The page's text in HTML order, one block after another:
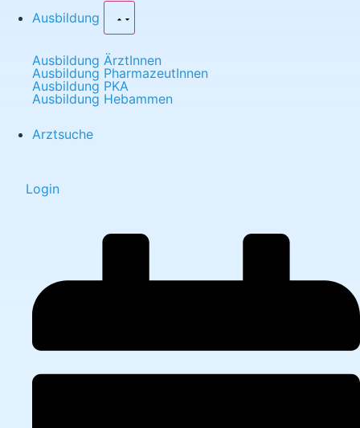
Ausbildung
Ausbildung ÄrztInnen
Ausbildung PharmazeutInnen
Ausbildung PKA
Ausbildung Hebammen
Arztsuche
Login